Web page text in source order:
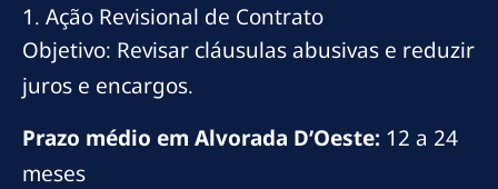
1. Ação Revisional de Contrato
Objetivo: Revisar cláusulas abusivas e reduzir
juros e encargos.
Prazo médio em Alvorada D’Oeste: 12 a 24
meses